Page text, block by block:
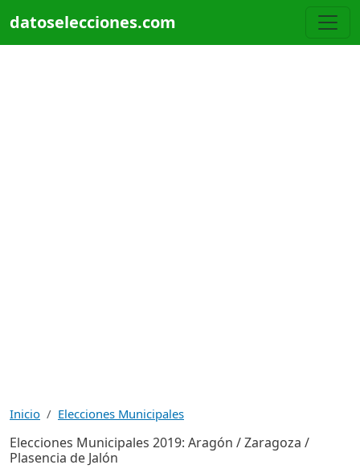
datoselecciones.com
Inicio Elecciones Municipales
Elecciones Municipales 2019: Aragón / Zaragoza /
Plasencia de Jalón